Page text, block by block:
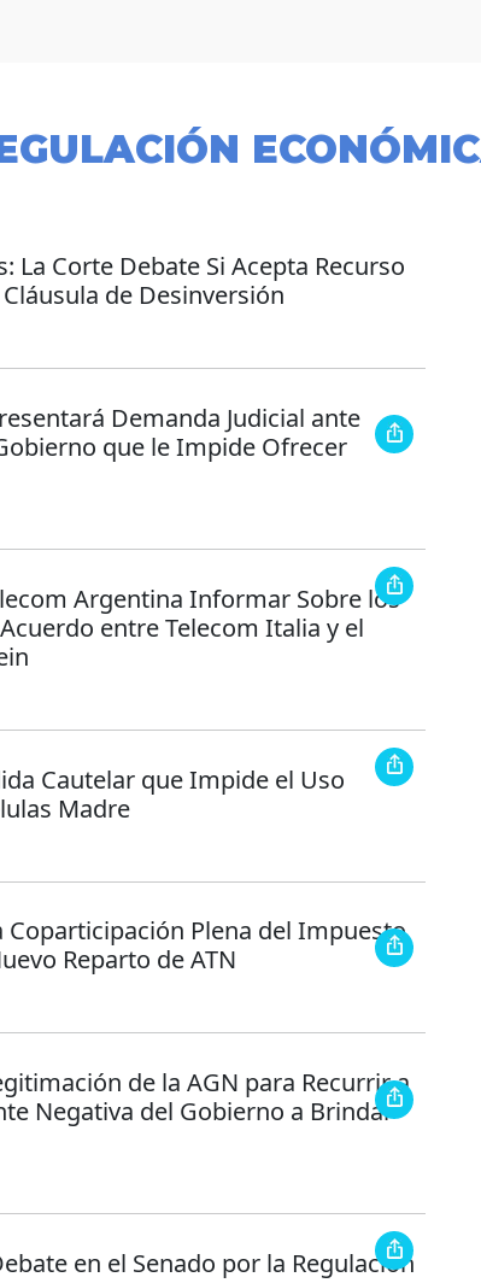
La Corte Debate Si Acepta Recurso
de Desinversión
Demanda Judicial ante
que le Impide Ofrecer
Argentina Informar Sobre los
entre Telecom Italia y el
Cautelar que Impide el Uso
Madre
Plena del Impuesto
Reparto de ATN
de la AGN para Recurrir a
Negativa del Gobierno a Brindar
en el Senado por la Regulación